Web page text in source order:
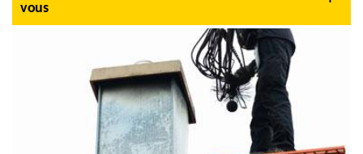
vous